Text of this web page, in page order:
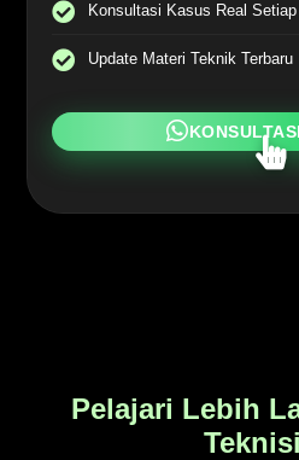
Konsultasi Kasus Real Setiap
Update Materi Teknik Terbaru
Pelajari Lebih